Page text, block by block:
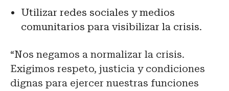
Utilizar redes sociales y medios
comunitarios para visibilizar la crisis.
“Nos negamos a normalizar la crisis.
Exigimos respeto, justicia y condiciones
dignas para ejercer nuestras funciones